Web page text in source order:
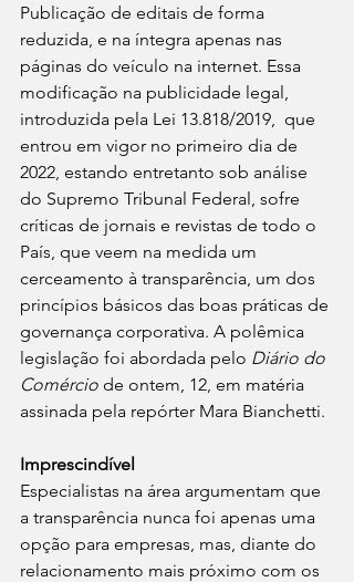
Publicação de editais de forma
reduzida, e na íntegra apenas nas
páginas do veículo na internet. Essa
modificação na publicidade legal,
introduzida pela Lei 13.818/2019,  que
entrou em vigor no primeiro dia de
2022, estando entretanto sob análise
do Supremo Tribunal Federal, sofre
críticas de jornais e revistas de todo o
País, que veem na medida um
cerceamento à transparência, um dos
princípios básicos das boas práticas de
governança corporativa. A polêmica
legislação foi abordada pelo Diário do
Comércio de ontem, 12, em matéria
assinada pela repórter Mara Bianchetti.
Imprescindível
Especialistas na área argumentam que
a transparência nunca foi apenas uma
opção para empresas, mas, diante do
relacionamento mais próximo com os